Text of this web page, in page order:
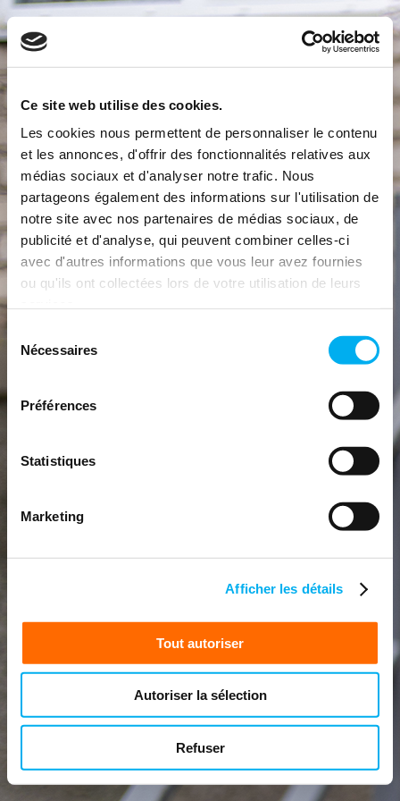
Ce site web utilise des cookies.
Les cookies nous permettent de personnaliser le contenu
et les annonces, d'offrir des fonctionnalités relatives aux
médias sociaux et d'analyser notre trafic. Nous
partageons également des informations sur l'utilisation de
notre site avec nos partenaires de médias sociaux, de
publicité et d'analyse, qui peuvent combiner celles-ci
avec d'autres informations que vous leur avez fournies
ou qu'ils ont collectées lors de votre utilisation de leurs
Nécessaires
Préférences
Statistiques
Marketing
Afficher les détails
Tout autoriser
Autoriser la sélection
Refuser